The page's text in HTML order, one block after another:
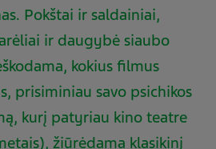
Pokštai ir saldainiai,
ir daugybė siaubo
kokius filmus
prisiminiau savo psichikos
kurį patyriau kino teatre
žiūrėdama klasikinį